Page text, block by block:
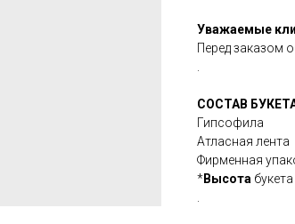
Уважаемые
Перед заказом
.
СОСТАВ
Гипсофила
Атласная лента
Фирменная
*Высота
.